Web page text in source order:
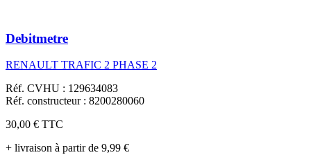
Debitmetre
RENAULT TRAFIC 2 PHASE 2
Réf. CVHU : 129634083
Réf. constructeur : 8200280060
30,00 € TTC
+ livraison à partir de 9,99 €